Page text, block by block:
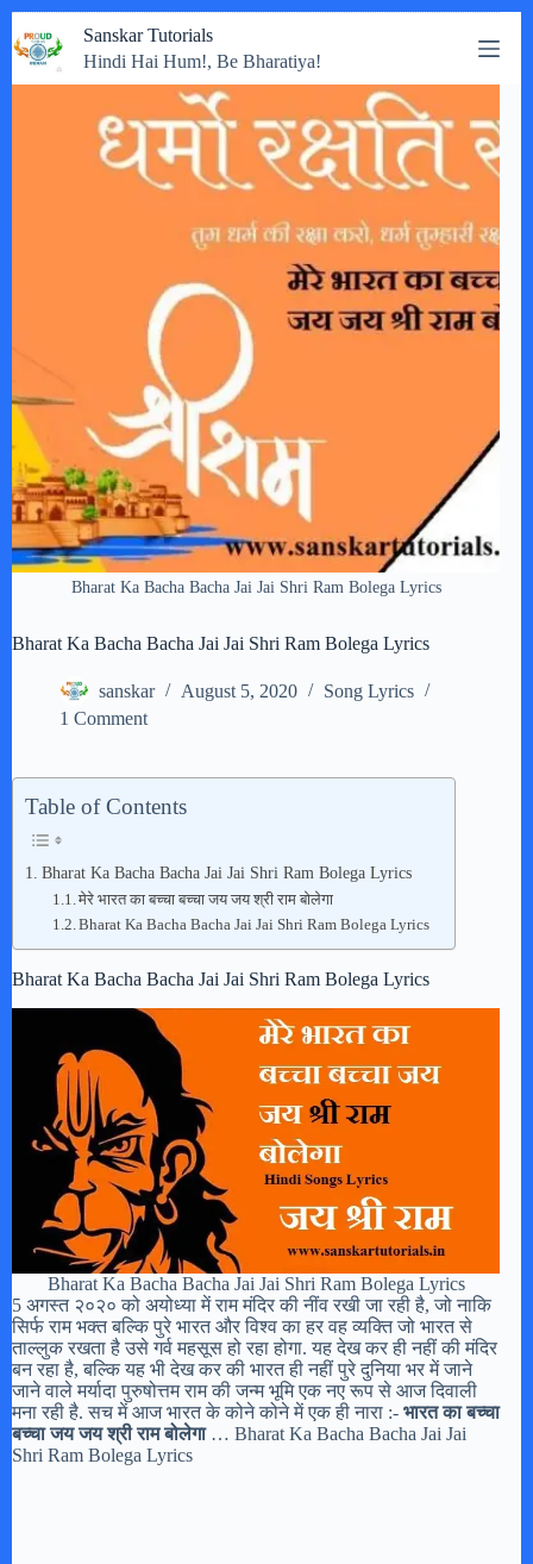
to
content
Sanskar Tutorials
Hindi Hai Hum!, Be Bharatiya!
Bharat Ka Bacha Bacha Jai Jai Shri Ram Bolega Lyrics
Bharat Ka Bacha Bacha Jai Jai Shri Ram Bolega Lyrics
sanskar August 5, 2020
Song Lyrics
1 Comment
Table of Contents
Bharat Ka Bacha Bacha Jai Jai Shri Ram Bolega Lyrics
मेरे भारत का बच्चा बच्चा जय जय श्री राम बोलेगा
Bharat Ka Bacha Bacha Jai Jai Shri Ram Bolega Lyrics
Bharat Ka Bacha Bacha Jai Jai Shri Ram Bolega Lyrics
Bharat Ka Bacha Bacha Jai Jai Shri Ram Bolega Lyrics
5 अगस्त २०२० को अयोध्या में राम मंदिर की नींव रखी जा रही है, जो नाकि
सिर्फ राम भक्त बल्कि पुरे भारत और विश्व का हर वह व्यक्ति जो भारत से
ताल्लुक रखता है उसे गर्व महसूस हो रहा होगा. यह देख कर ही नहीं की मंदिर
बन रहा है, बल्कि यह भी देख कर की भारत ही नहीं पुरे दुनिया भर में जाने
जाने वाले मर्यादा पुरुषोत्तम राम की जन्म भूमि एक नए रूप से आज दिवाली
मना रही है. सच में आज भारत के कोने कोने में एक ही नारा :- भारत का बच्चा
बच्चा जय जय श्री राम बोलेगा… Bharat Ka Bacha Bacha Jai Jai
Shri Ram Bolega Lyrics